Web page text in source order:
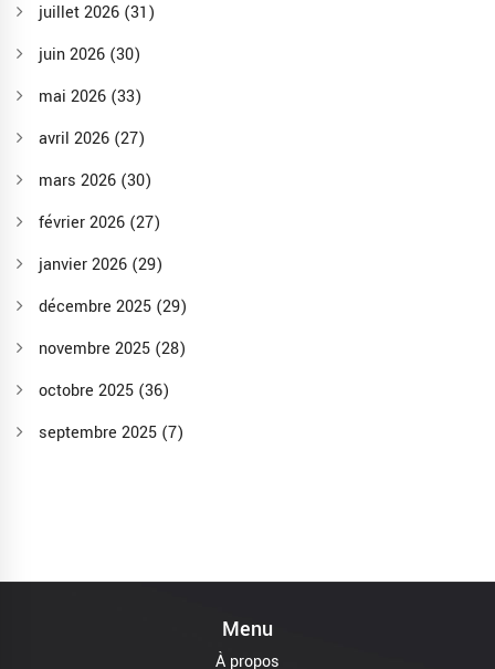
juillet 2026 (31)
juin 2026 (30)
mai 2026 (33)
avril 2026 (27)
mars 2026 (30)
février 2026 (27)
janvier 2026 (29)
décembre 2025 (29)
novembre 2025 (28)
octobre 2025 (36)
septembre 2025 (7)
Menu
À propos